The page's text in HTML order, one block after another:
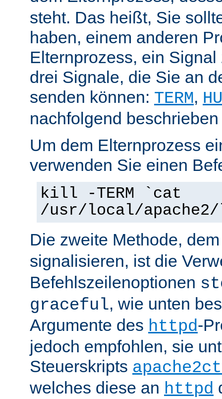
steht. Das heißt, Sie
haben, einem anderen
Elternprozess, ein
drei Signale, die Sie an
senden können: TERM,
nachfolgend
Um dem Elternprozess
verwenden Sie einen
kill -TERM `cat
/usr/local/
Die zweite Methode,
signalisieren, ist die
Befehlszeilenoptionen
graceful, wie unten
Argumente des httpd-
jedoch empfohlen, sie
Steuerskripts
welches diese an httpd